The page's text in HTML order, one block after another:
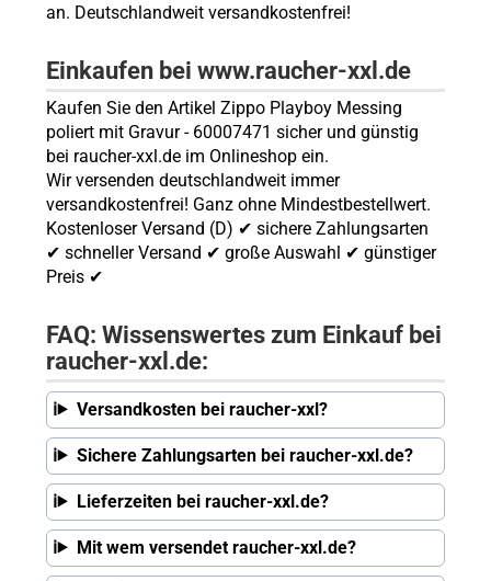
an. Deutschlandweit versandkostenfrei!
Einkaufen bei www.raucher-xxl.de
Kaufen Sie den Artikel Zippo Playboy Messing
poliert mit Gravur - 60007471 sicher und günstig
bei raucher-xxl.de im Onlineshop ein.
Wir versenden deutschlandweit immer
versandkostenfrei! Ganz ohne Mindestbestellwert.
Kostenloser Versand (D) ✔ sichere Zahlungsarten
✔ schneller Versand ✔ große Auswahl ✔ günstiger
Preis ✔
FAQ: Wissenswertes zum Einkauf bei
raucher-xxl.de:
Versandkosten bei raucher-xxl?
Sichere Zahlungsarten bei raucher-xxl.de?
Lieferzeiten bei raucher-xxl.de?
Mit wem versendet raucher-xxl.de?